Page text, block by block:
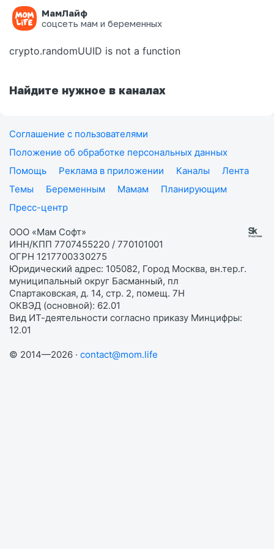
МамЛайф
соцсеть мам и беременных
Ошибка на странице
crypto.randomUUID is not a function
Найдите нужное в каналах
Соглашение с пользователями
Положение об обработке персональных данных
Помощь
Реклама в приложении Каналы
Лента
Темы
Беременным Мамам
Планирующим
Пресс-центр
ООО «Мам Софт»
ИНН/КПП 7707455220 / 770101001
ОГРН 1217700330275
Юридический адрес: 105082, Город Москва, вн.тер.г.
муниципальный округ Басманный, пл
Спартаковская, д. 14, стр. 2, помещ. 7Н
ОКВЭД (основной): 62.01
Вид ИТ-деятельности согласно приказу Минцифры:
12.01
© 2014—2026 · contact@mom.life